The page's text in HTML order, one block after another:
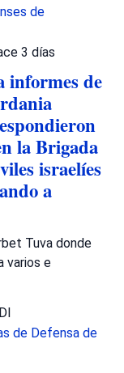
de
3 días
informes de
la Brigada
israelíes
a
Tuva donde
varios e
de Defensa de